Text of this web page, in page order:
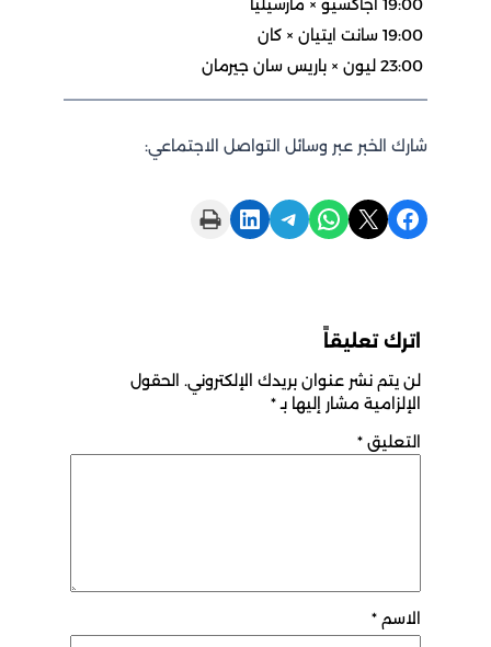
شارك الخبر عبر وسائل التواصل الاجتماعي:
Share on Facebook
Share on X
Share on WhatsApp
Share on Telegram
Share on LinkedIn
Print this Page
اترك تعليقاً
لن يتم نشر عنوان بريدك الإلكتروني. الحقول
الإلزامية مشار إليها بـ*
التعليق *
الاسم *